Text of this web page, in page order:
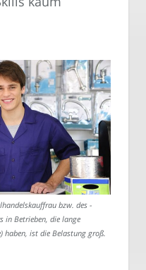
bzw. des -
in Betrieben, die lange
haben, ist die Belastung groß.